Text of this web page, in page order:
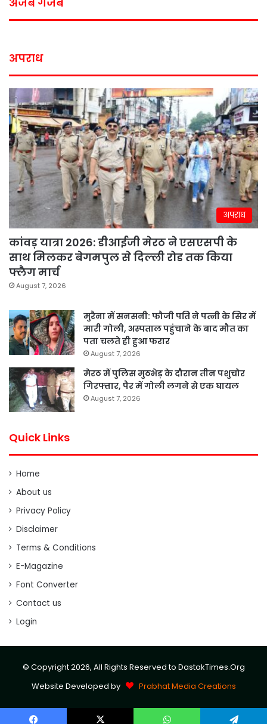
अपराध
अपराध
कांवड़ यात्रा 2026: डीआईजी मेरठ ने एसएसपी के
साथ मिलकर बेगमपुल से दिल्ली रोड तक किया
फ्लैग मार्च
August 7, 2026
मुरैना में सनसनी: फौजी पति ने पत्नी के सिर में
मारी गोली, अस्पताल पहुंचाने के बाद मौत का
पता चलते ही हुआ फरार
August 7, 2026
मेरठ में पुलिस मुठभेड़ के दौरान तीन पशुचोर
गिरफ्तार, पैर में गोली लगने से एक घायल
August 7, 2026
Quick Links
Home
About us
Privacy Policy
Disclaimer
Terms & Conditions
E-Magazine
Font Converter
Contact us
Login
© Copyright 2026, All Rights Reserved to DastakTimes.Org
Website Developed by
Prabhat Media Creations